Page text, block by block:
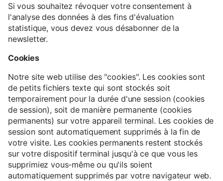
Si vous souhaitez révoquer votre consentement à
l'analyse des données à des fins d'évaluation
statistique, vous devez vous désabonner de la
newsletter.
Cookies
Notre site web utilise des "cookies". Les cookies sont
de petits fichiers texte qui sont stockés soit
temporairement pour la durée d'une session (cookies
de session), soit de manière permanente (cookies
permanents) sur votre appareil terminal. Les cookies de
session sont automatiquement supprimés à la fin de
votre visite. Les cookies permanents restent stockés
sur votre dispositif terminal jusqu'à ce que vous les
supprimiez vous-même ou qu'ils soient
automatiquement supprimés par votre navigateur web.